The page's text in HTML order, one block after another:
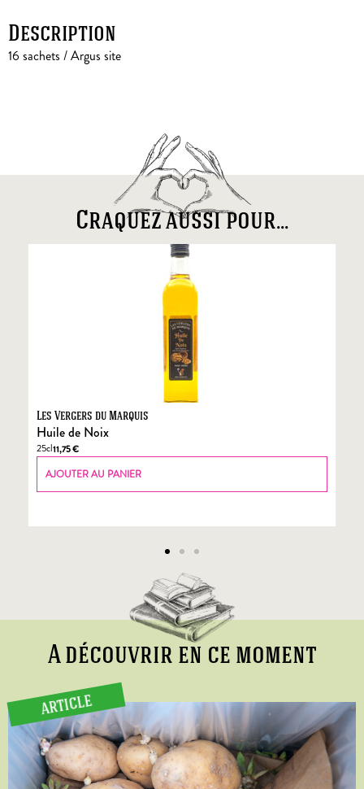
Description
16 sachets / Argus site
Craquez aussi pour...
Les Vergers du Marquis
Huile de Noix
25cl11,75€
AJOUTER AU PANIER
A découvrir en ce moment
ARTICLE